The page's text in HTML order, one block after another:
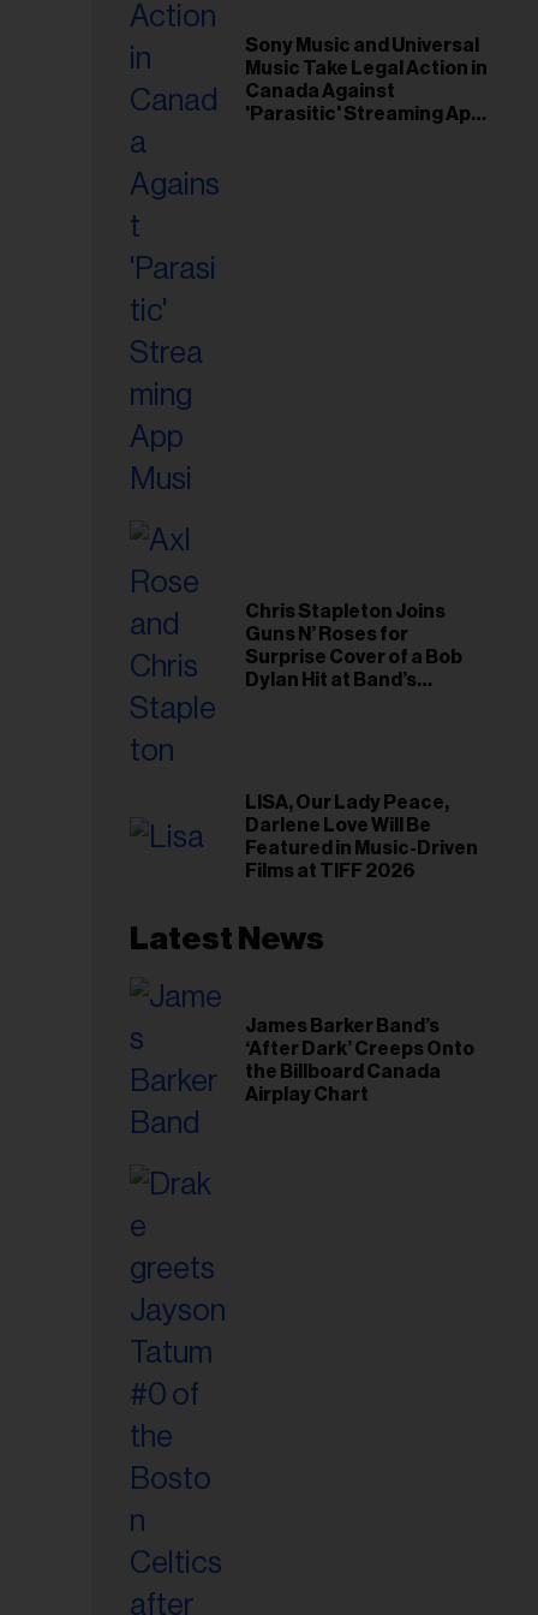
Sony Music and Universal
Music Take Legal Action in
Canada Against
'Parasitic' Streaming App
Chris Stapleton Joins
Guns N’ Roses for
Surprise Cover of a Bob
Dylan Hit at Band’s
LISA, Our Lady Peace,
Darlene Love Will Be
Featured in Music-Driven
Films at TIFF 2026
Latest News
James Barker Band’s
‘After Dark’ Creeps Onto
the Billboard Canada
Airplay Chart